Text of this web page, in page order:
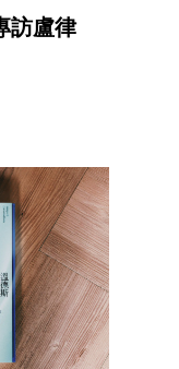
訪盧律